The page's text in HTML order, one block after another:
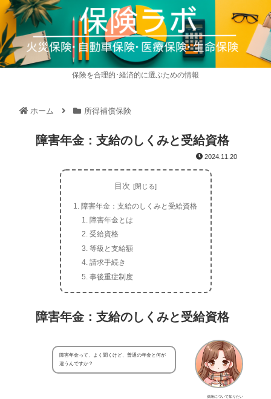
保険を合理的･経済的に選ぶための情報
ホーム 所得補償保険
障害年金：支給のしくみと受給資格
2024.11.20
目次
障害年金：支給のしくみと受給資格
障害年金とは
受給資格
等級と支給額
請求手続き
事後重症制度
障害年金：支給のしくみと受給資格
保険について知りたい
障害年金って、よく聞くけど、普通の年金と何が
違うんですか？